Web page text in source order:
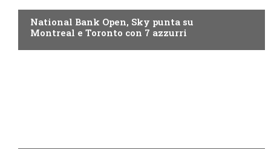
National Bank Open, Sky punta su
Montreal e Toronto con 7 azzurri